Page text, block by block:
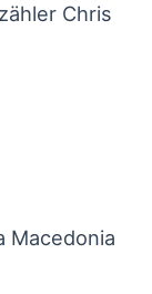
Chris
Macedonia